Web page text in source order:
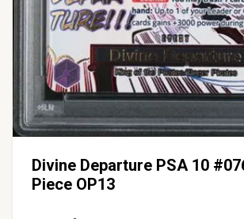
Divine Departure PSA 10
Piece OP13